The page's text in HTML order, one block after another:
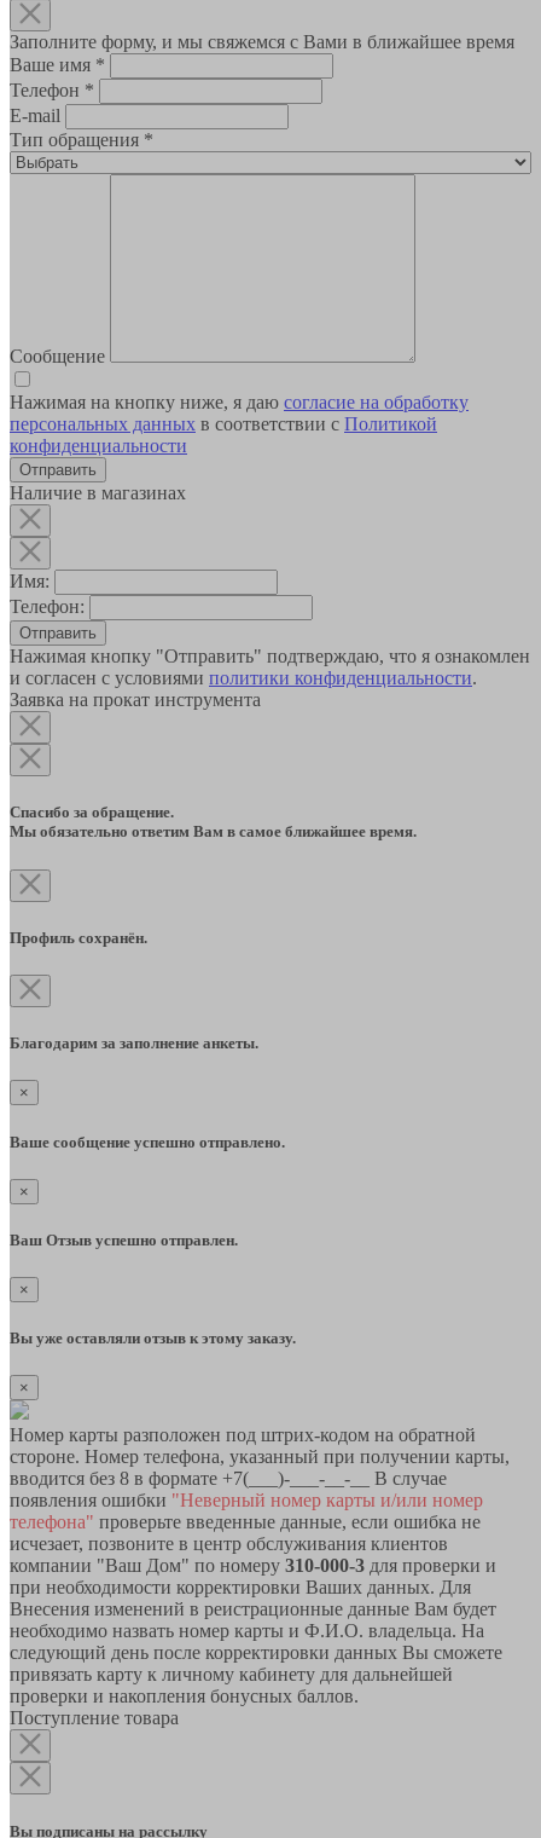
Заполните форму, и мы свяжемся с Вами в ближайшее время
Ваше имя *
Телефон *
E-mail
Тип обращения *
Сообщение
Нажимая на кнопку ниже, я даю согласие на обработку
персональных данных в соответствии с Политикой
конфиденциальности
Наличие в магазинах
Имя:
Телефон:
Отправить
Нажимая кнопку "Отправить" подтверждаю, что я ознакомлен
и согласен с условиями политики конфиденциальности.
Заявка на прокат инструмента
Спасибо за обращение.
Мы обязательно ответим Вам в самое ближайшее время.
Профиль сохранён.
Благодарим за заполнение анкеты.
×
Ваше сообщение успешно отправлено.
×
Ваш Отзыв успешно отправлен.
×
Вы уже оставляли отзыв к этому заказу.
×
Номер карты разположен под штрих-кодом на обратной
стороне. Номер телефона, указанный при получении карты,
вводится без 8 в формате +7(___)-___-__-__ В случае
появления ошибки "Неверный номер карты и/или номер
телефона" проверьте введенные данные, если ошибка не
исчезает, позвоните в центр обслуживания клиентов
компании "Ваш Дом" по номеру 310-000-3 для проверки и
при необходимости корректировки Ваших данных. Для
Внесения изменений в реистрационные данные Вам будет
необходимо назвать номер карты и Ф.И.О. владельца. На
следующий день после корректировки данных Вы сможете
привязать карту к личному кабинету для дальнейшей
проверки и накопления бонусных баллов.
Поступление товара
Вы подписаны на рассылку